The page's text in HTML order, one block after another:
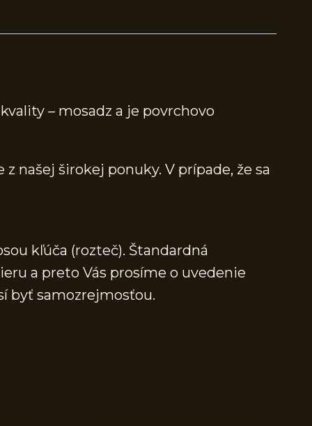
– mosadz a je povrchovo
našej širokej ponuky. V prípade, že sa
kľúča (rozteč). Štandardná
a preto Vás prosíme o uvedenie
byť samozrejmosťou.